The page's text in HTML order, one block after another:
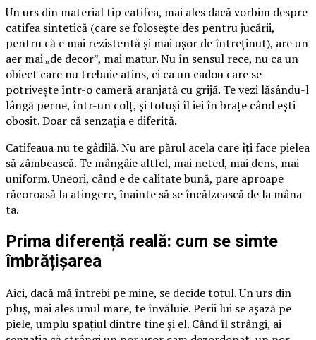
Un urs din material tip catifea, mai ales dacă vorbim despre
catifea sintetică (care se folosește des pentru jucării,
pentru că e mai rezistentă și mai ușor de întreținut), are un
aer mai „de decor”, mai matur. Nu în sensul rece, nu ca un
obiect care nu trebuie atins, ci ca un cadou care se
potrivește într-o cameră aranjată cu grijă. Te vezi lăsându-l
lângă perne, într-un colț, și totuși îl iei în brațe când ești
obosit. Doar că senzația e diferită.
Catifeaua nu te gâdilă. Nu are părul acela care îți face pielea
să zâmbească. Te mângâie altfel, mai neted, mai dens, mai
uniform. Uneori, când e de calitate bună, pare aproape
răcoroasă la atingere, înainte să se încălzească de la mâna
ta.
Prima diferență reală: cum se simte
îmbrățișarea
Aici, dacă mă întrebi pe mine, se decide totul. Un urs din
pluș, mai ales unul mare, te învăluie. Perii lui se așază pe
piele, umplu spațiul dintre tine și el. Când îl strângi, ai